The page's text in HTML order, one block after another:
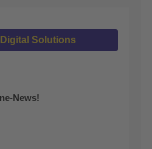
Solutions
News!